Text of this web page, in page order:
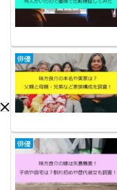
俳優
俳優